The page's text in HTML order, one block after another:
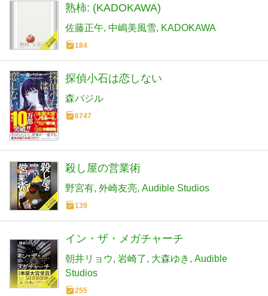
熟柿: (KADOKAWA)
佐藤正午 中嶋美風雪 KADOKAWA
184
探偵小石は恋しない
森バジル
6747
殺し屋の営業術
野宮有 外崎友亮 Audible Studios
139
イン・ザ・メガチャーチ
朝井リョウ 岩崎了 大森ゆき
Audible
Studios
255